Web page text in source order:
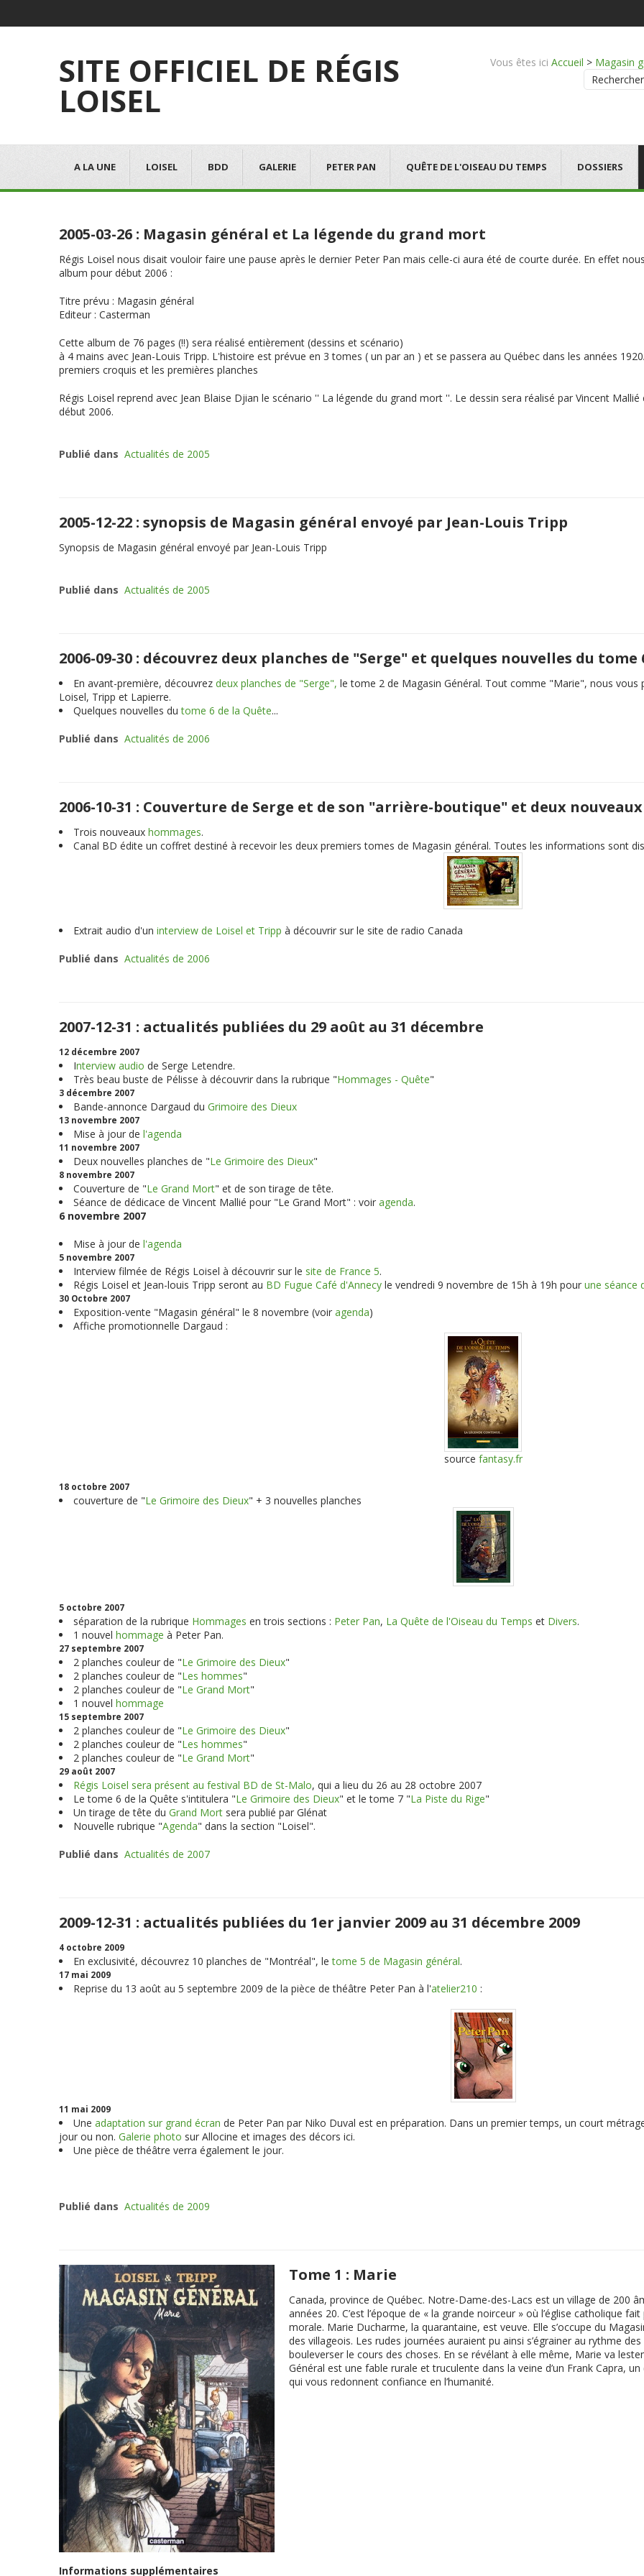
SITE OFFICIEL DE RÉGIS
LOISEL
Vous êtes ici Accueil > Magasin
Rechercher
A LA UNE LOISEL BDD GALERIE PETER PAN QUÊTE DE L'OISEAU DU TEMPS DOSSIERS
2005-03-26 : Magasin général et La légende du grand mort
Régis Loisel nous disait vouloir faire une pause après le dernier Peter Pan mais celle-ci aura été de courte durée. En effet
album pour début 2006 :
Titre prévu : Magasin général
Editeur : Casterman
Cette album de 76 pages (!!) sera réalisé entièrement (dessins et scénario)
à 4 mains avec Jean-Louis Tripp. L'histoire est prévue en 3 tomes ( un par an ) et se passera au Québec dans les années
premiers croquis et les premières planches
Régis Loisel reprend avec Jean Blaise Djian le scénario '' La légende du grand mort ''. Le dessin sera réalisé par Vincent
début 2006.
Publié dans Actualités de 2005
2005-12-22 : synopsis de Magasin général envoyé par Jean-Louis Tripp
Synopsis de Magasin général envoyé par Jean-Louis Tripp
Publié dans Actualités de 2005
2006-09-30 : découvrez deux planches de "Serge" et quelques nouvelles du tome
En avant-première, découvrez deux planches de "Serge", le tome 2 de Magasin Général. Tout comme "Marie", nous vous
Loisel, Tripp et Lapierre.
Quelques nouvelles dutome 6 de la Quête...
Publié dans Actualités de 2006
2006-10-31 : Couverture de Serge et de son "arrière-boutique" et deux
Trois nouveaux hommages.
Canal BD édite un coffret destiné à recevoir les deux premiers tomes de Magasin général. Toutes les informations sont
Extrait audio d'un interview de Loisel et Tripp à découvrir sur le site de radio Canada
Publié dans Actualités de 2006
2007-12-31 : actualités publiées du 29 août au 31 décembre
12 décembre 2007
Interview audio de Serge Letendre.
Très beau buste de Pélisse à découvrir dans la rubrique "Hommages - Quête"
3 décembre 2007
Bande-annonce Dargaud du Grimoire des Dieux
13 novembre 2007
Mise à jour de l'agenda
11 novembre 2007
Deux nouvelles planches de "Le Grimoire des Dieux"
8 novembre 2007
Couverture de "Le Grand Mort" et de son tirage de tête.
Séance de dédicace de Vincent Mallié pour "Le Grand Mort" : voir agenda.
6 novembre 2007
Mise à jour de l'agenda
5 novembre 2007
Interview filmée de Régis Loisel à découvrir sur le site de France 5.
Régis Loisel et Jean-louis Tripp seront au BD Fugue Café d'Annecy le vendredi 9 novembre de 15h à 19h pour une séance
30 Octobre 2007
Exposition-vente "Magasin général" le 8 novembre (voir agenda)
Affiche promotionnelle Dargaud :
source fantasy.fr
18 octobre 2007
couverture de "Le Grimoire des Dieux" + 3 nouvelles planches
5 octobre 2007
séparation de la rubrique Hommages en trois sections : Peter Pan, La Quête de l'Oiseau du Temps et Divers.
1 nouvel hommage à Peter Pan.
27 septembre 2007
2 planches couleur de "Le Grimoire des Dieux"
2 planches couleur de "Les hommes"
2 planches couleur de "Le Grand Mort"
1 nouvel hommage
15 septembre 2007
2 planches couleur de "Le Grimoire des Dieux"
2 planches couleur de "Les hommes"
2 planches couleur de "Le Grand Mort"
29 août 2007
Régis Loisel sera présent au festival BD de St-Malo, qui a lieu du 26 au 28 octobre 2007
Le tome 6 de la Quête s'intitulera "Le Grimoire des Dieux" et le tome 7 "La Piste du Rige"
Un tirage de tête du Grand Mort sera publié par Glénat
Nouvelle rubrique "Agenda" dans la section "Loisel".
Publié dans Actualités de 2007
2009-12-31 : actualités publiées du 1er janvier 2009 au 31 décembre 2009
4 octobre 2009
En exclusivité, découvrez 10 planches de "Montréal", letome 5 de Magasin général.
17 mai 2009
Reprise du 13 août au 5 septembre 2009 de la pièce de théâtre Peter Pan à l'atelier210 :
11 mai 2009
Une adaptation sur grand écran de Peter Pan par Niko Duval est en préparation. Dans un premier temps, un court
jour ou non. Galerie photo sur Allocine et images des décors ici.
Une pièce de théâtre verra également le jour.
Publié dans Actualités de 2009
Tome 1 : Marie
Canada, province de Québec. Notre-Dame-des-Lacs est un village de 200
années 20. C’est l’époque de « la grande noirceur » où l’église catholique
morale. Marie Ducharme, la quarantaine, est veuve. Elle s’occupe du
des villageois. Les rudes journées auraient pu ainsi s’égrainer au rythme
bouleverser le cours des choses. En se révélant à elle même, Marie va
Général est une fable rurale et truculente dans la veine d’un Frank Capra,
qui vous redonnent confiance en l’humanité.
Informations supplémentaires